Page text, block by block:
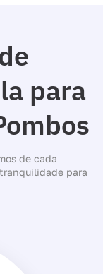
para
de cada
para